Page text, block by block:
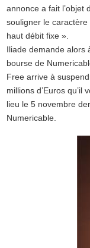
annonce a fait l’objet
souligner le
haut débit fixe ».
Iliade demande alors
bourse de
Free arrive à
millions d’Euros
lieu le 5 novembre
Numericable.